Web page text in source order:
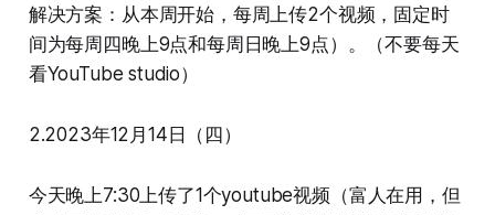
解决方案：从本周开始，每周上传2个视频，固定时
间为每周四晚上9点和每周日晚上9点）。（不要每天
看YouTube studio）
2.2023年12月14日（四）
今天晚上7:30上传了1个youtube视频（富人在用，但